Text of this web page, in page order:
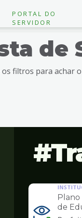
PORTAL DO
SERVIDOR
de
os filtros para achar
Plano
de